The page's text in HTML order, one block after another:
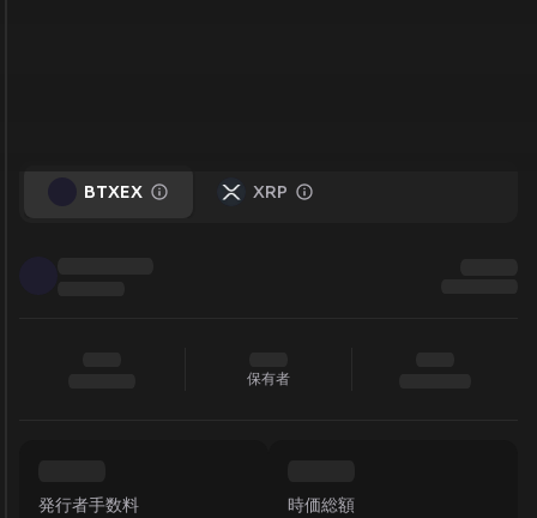
BTXEX XRP
保有者
発行者手数料 時価総額